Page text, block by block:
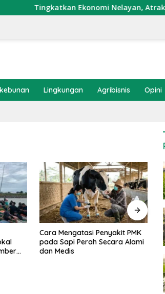
Tingkatkan Ekonomi Nelayan, Atraktor
Lingkungan Agribisnis Opini
Dosis dan Cara Pemupukan
Tanaman Padi pada Fase
Vegetatif Aktif yang Tepat